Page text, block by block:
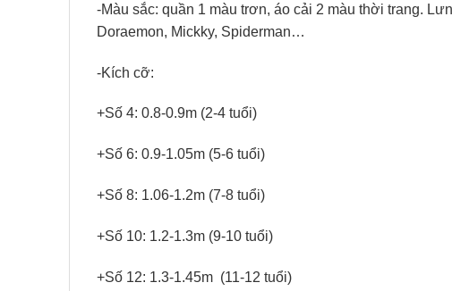
-Màu sắc: quần 1 màu trơn, áo cải 2 màu thời trang.
Doraemon, Mickky, Spiderman…
-Kích cỡ:
+Số 4: 0.8-0.9m (2-4 tuổi)
+Số 6: 0.9-1.05m (5-6 tuổi)
+Số 8: 1.06-1.2m (7-8 tuổi)
+Số 10: 1.2-1.3m (9-10 tuổi)
+Số 12: 1.3-1.45m (11-12 tuổi)